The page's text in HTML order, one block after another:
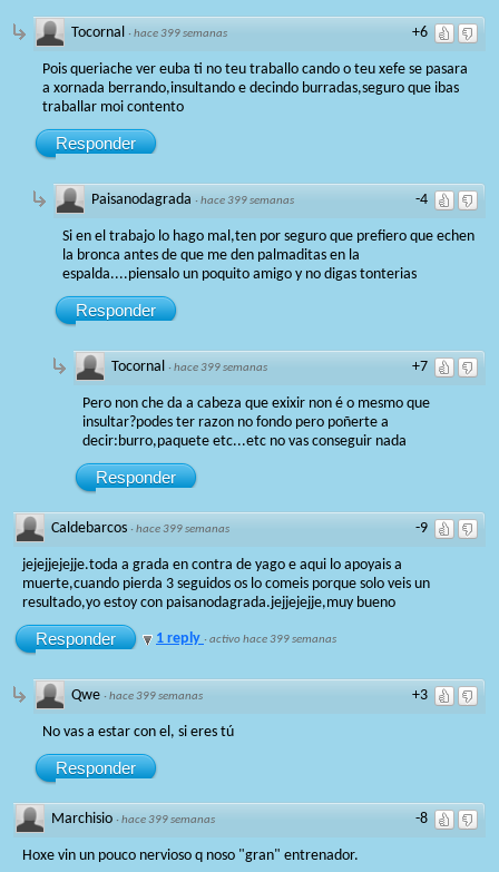
+6
Tocornal ·hace 399 semanas
Pois queriache ver euba ti no teu traballo cando o teu xefe se pasara
a xornada berrando,insultando e decindo burradas,seguro que ibas
traballar moi contento
Responder
-4
Paisanodagrada ·hace 399 semanas
Si en el trabajo lo hago mal,ten por seguro que prefiero que echen
la bronca antes de que me den palmaditas en la
espalda....piensalo un poquito amigo y no digas tonterias
Responder
+7
Tocornal ·hace 399 semanas
Pero non che da a cabeza que exixir non é o mesmo que
insultar?podes ter razon no fondo pero poñerte a
decir:burro,paquete etc...etc no vas conseguir nada
Responder
-9
Caldebarcos ·hace 399 semanas
jejejjejejje.toda a grada en contra de yago e aqui lo apoyais a
muerte,cuando pierda 3 seguidos os lo comeis porque solo veis un
resultado,yo estoy con paisanodagrada.jejjejejje,muy bueno
Responder 1 reply ·activo hace 399 semanas
+3
Qwe ·hace 399 semanas
No vas a estar con el, si eres tú
Responder
-8
Marchisio ·hace 399 semanas
Hoxe vin un pouco nervioso q noso "gran" entrenador.